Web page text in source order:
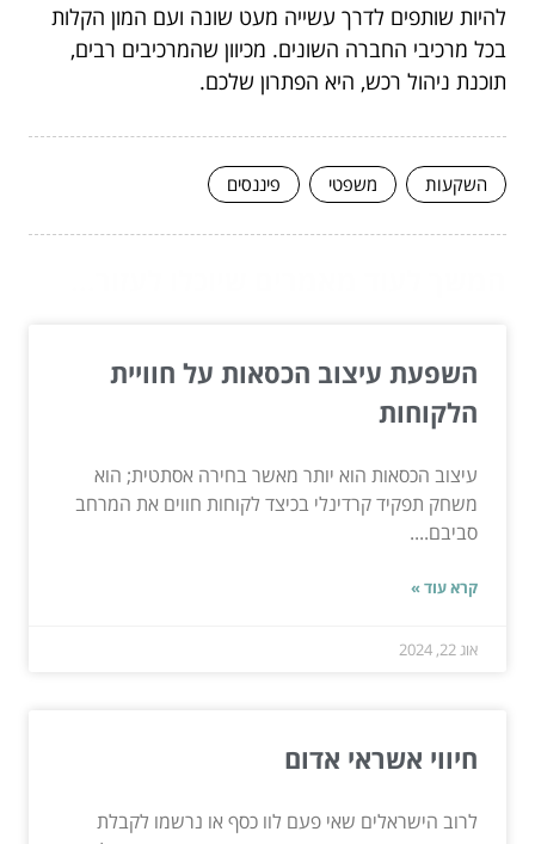
להיות שותפים לדרך עשייה מעט שונה ועם המון הקלות
בכל מרכיבי החברה השונים. מכיוון שהמרכיבים רבים,
תוכנת ניהול רכש, היא הפתרון שלכם.
השקעות משפטי פיננסים
השפעת עיצוב הכסאות על חוויית
הלקוחות
עיצוב הכסאות הוא יותר מאשר בחירה אסתטית; הוא
משחק תפקיד קרדינלי בכיצד לקוחות חווים את המרחב
סביבם....
קרא עוד »
אוג 22, 2024
חיווי אשראי אדום
לרוב הישראלים שאי פעם לוו כסף או נרשמו לקבלת